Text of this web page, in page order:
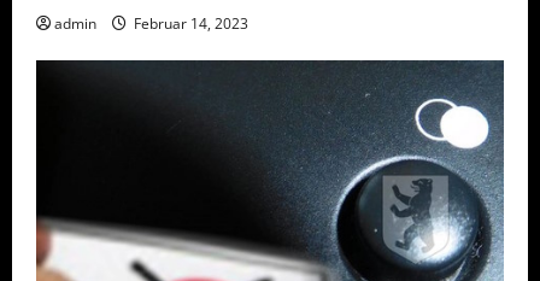
admin Februar 14, 2023